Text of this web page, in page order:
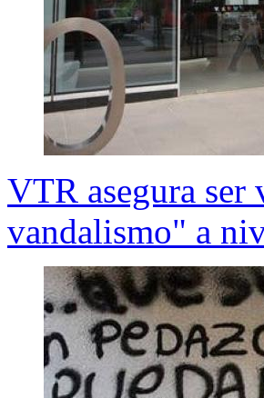
VTR asegura ser
vandalismo" a